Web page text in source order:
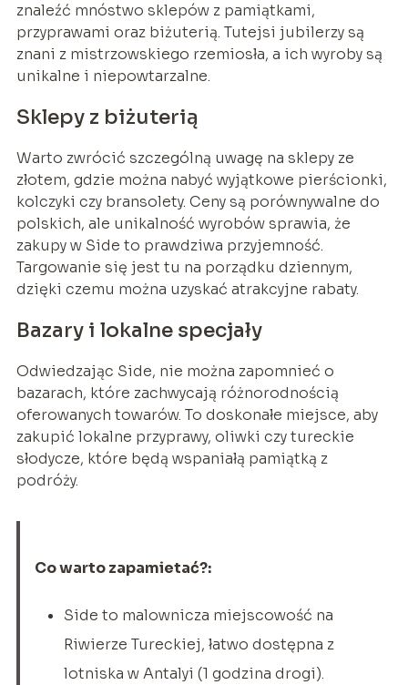
znaleźć mnóstwo sklepów z pamiątkami,
przyprawami oraz biżuterią. Tutejsi jubilerzy są
znani z mistrzowskiego rzemiosła, a ich wyroby są
unikalne i niepowtarzalne.
Sklepy z biżuterią
Warto zwrócić szczególną uwagę na sklepy ze
złotem, gdzie można nabyć wyjątkowe pierścionki,
kolczyki czy bransolety. Ceny są porównywalne do
polskich, ale unikalność wyrobów sprawia, że
zakupy w Side to prawdziwa przyjemność.
Targowanie się jest tu na porządku dziennym,
dzięki czemu można uzyskać atrakcyjne rabaty.
Bazary i lokalne specjały
Odwiedzając Side, nie można zapomnieć o
bazarach, które zachwycają różnorodnością
oferowanych towarów. To doskonałe miejsce, aby
zakupić lokalne przyprawy, oliwki czy tureckie
słodycze, które będą wspaniałą pamiątką z
podróży.
Co warto zapamietać?:
Side to malownicza miejscowość na
Riwierze Tureckiej, łatwo dostępna z
lotniska w Antalyi (1 godzina drogi).